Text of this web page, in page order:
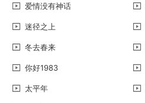
爱情没有神话
迷径之上
冬去春来
你好1983
太平年